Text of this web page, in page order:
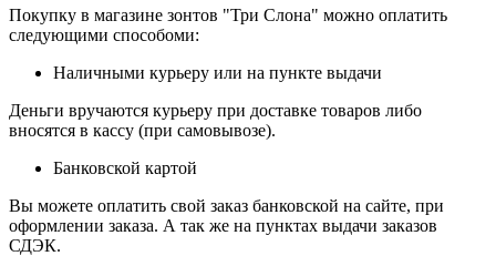
Покупку в магазине зонтов "Три Слона" можно оплатить
следующими способоми:
Наличными курьеру или на пункте выдачи
Деньги вручаются курьеру при доставке товаров либо
вносятся в кассу (при самовывозе).
Банковской картой
Вы можете оплатить свой заказ банковской на сайте, при
оформлении заказа. А так же на пунктах выдачи заказов
СДЭК.